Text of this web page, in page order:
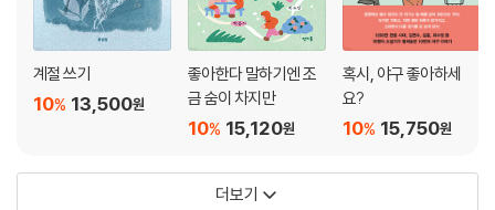
계절 쓰기
13,500원
10%
좋아한다 말하기엔 조
금 숨이 차지만
15,120원
10%
혹시, 야구 좋아하세
요?
15,750원
10%
더보기